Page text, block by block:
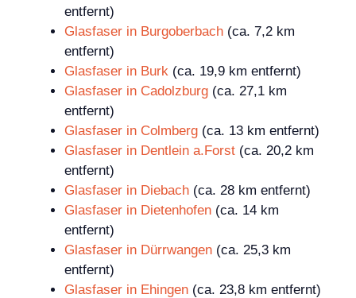
entfernt)
Glasfaser in Burgoberbach (ca. 7,2 km
entfernt)
Glasfaser in Burk (ca. 19,9 km entfernt)
Glasfaser in Cadolzburg (ca. 27,1 km
entfernt)
Glasfaser in Colmberg (ca. 13 km entfernt)
Glasfaser in Dentlein a.Forst (ca. 20,2 km
entfernt)
Glasfaser in Diebach (ca. 28 km entfernt)
Glasfaser in Dietenhofen (ca. 14 km
entfernt)
Glasfaser in Dürrwangen (ca. 25,3 km
entfernt)
Glasfaser in Ehingen (ca. 23,8 km entfernt)